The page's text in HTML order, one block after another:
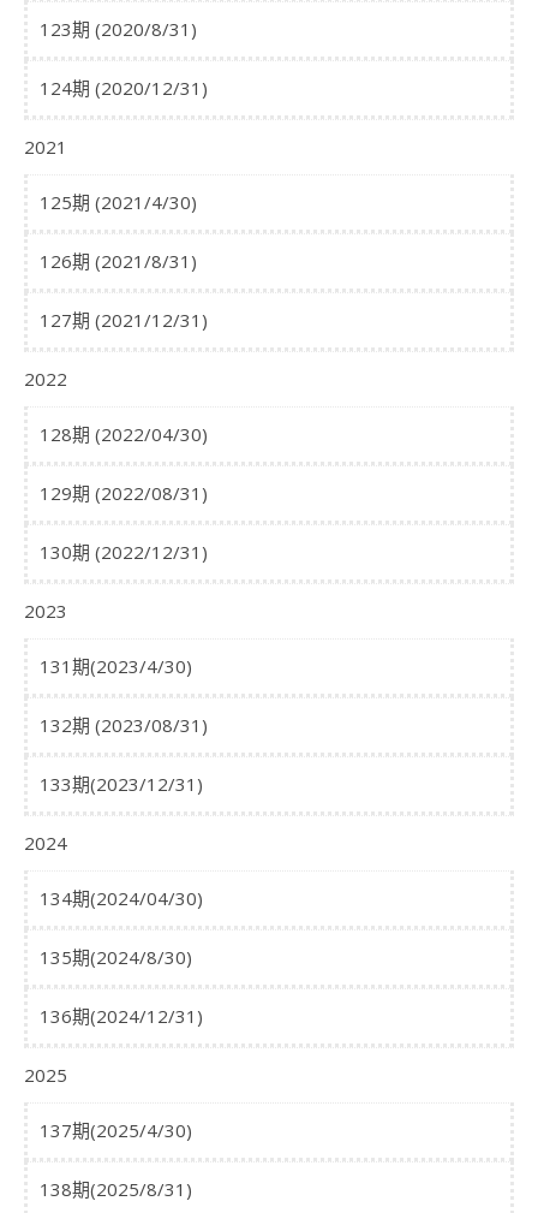
123期 (2020/8/31)
124期 (2020/12/31)
2021
125期 (2021/4/30)
126期 (2021/8/31)
127期 (2021/12/31)
2022
128期 (2022/04/30)
129期 (2022/08/31)
130期 (2022/12/31)
2023
131期(2023/4/30)
132期 (2023/08/31)
133期(2023/12/31)
2024
134期(2024/04/30)
135期(2024/8/30)
136期(2024/12/31)
2025
137期(2025/4/30)
138期(2025/8/31)